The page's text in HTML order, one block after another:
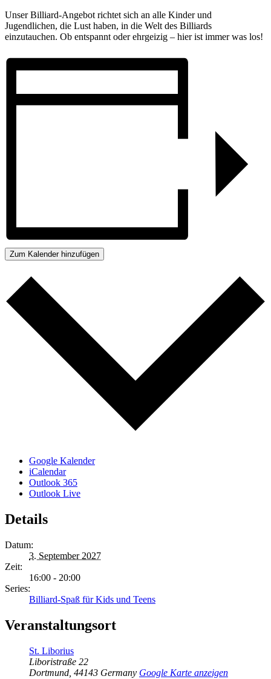
Unser Billiard-Angebot richtet sich an alle Kinder und
Jugendlichen, die Lust haben, in die Welt des Billiards
einzutauchen. Ob entspannt oder ehrgeizig – hier ist immer was los!
Zum Kalender hinzufügen
Google Kalender
iCalendar
Outlook 365
Outlook Live
Details
Datum:
3. September 2027
Zeit:
16:00 - 20:00
Series:
Billiard-Spaß für Kids und Teens
Veranstaltungsort
St. Liborius
Liboristraße 22
Dortmund 44143 Germany Google Karte anzeigen